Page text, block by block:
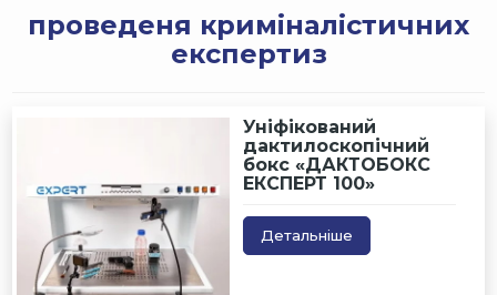
проведеня криміналістичних
експертиз
Уніфікований
дактилоскопічний
бокс «ДАКТОБОКС
ЕКСПЕРТ 100»
Детальніше